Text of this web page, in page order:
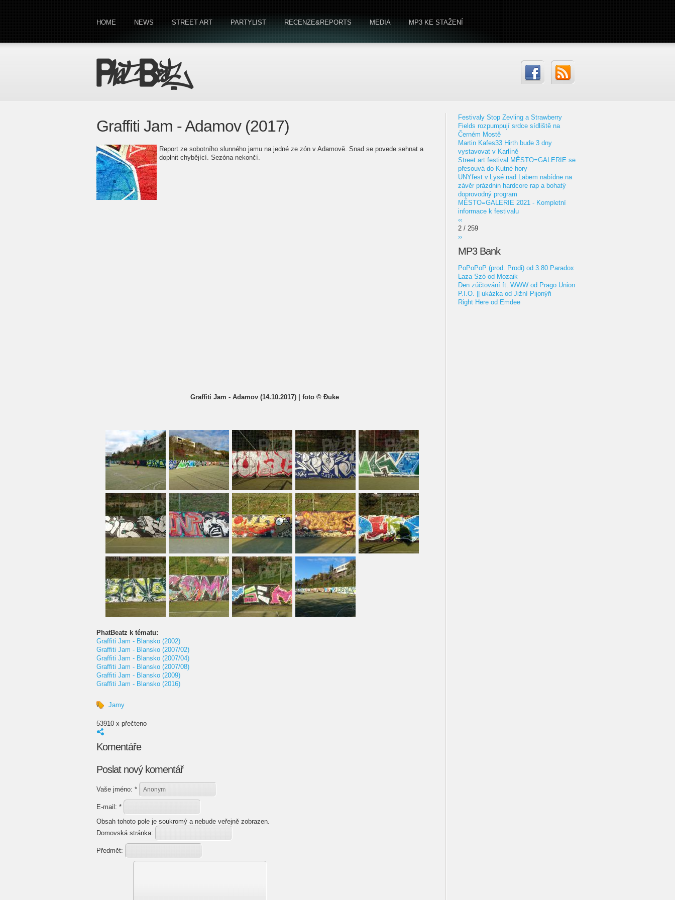
HOME NEWS STREET ART PARTYLIST RECENZE&REPORTS MEDIA MP3 KE STAŽENÍ
Graffiti Jam - Adamov (2017)
Report ze sobotního slunného jamu na jedné ze zón v Adamově. Snad se povede sehnat a
doplnit chybějící. Sezóna nekončí.
Graffiti Jam - Adamov (14.10.2017) | foto © Đuke
PhatBeatz k tématu:
Graffiti Jam - Blansko (2002)
Graffiti Jam - Blansko (2007/02)
Graffiti Jam - Blansko (2007/04)
Graffiti Jam - Blansko (2007/08)
Graffiti Jam - Blansko (2009)
Graffiti Jam - Blansko (2016)
Jamy
53910 x přečteno
Komentáře
Poslat nový komentář
Vaše jméno: *
E-mail: *
Obsah tohoto pole je soukromý a nebude veřejně zobrazen.
Domovská stránka:
Předmět:
Festivaly Stop Zevling a Strawberry
Fields rozpumpují srdce sídliště na
Černém Mostě
Martin Kafes33 Hirth bude 3 dny
vystavovat v Karlíně
Street art festival MĚSTO=GALERIE se
přesouvá do Kutné hory
UNYfest v Lysé nad Labem nabídne na
závěr prázdnin hardcore rap a bohatý
doprovodný program
MĚSTO=GALERIE 2021 - Kompletní
informace k festivalu
‹‹
2 / 259
››
MP3 Bank
PoPoPoP (prod. Prodi) od 3.80 Paradox
Laza Szó od Mozaik
Den zúčtování ft. WWW od Prago Union
P.I.O. || ukázka od Jižní Pijonýři
Right Here od Emdee